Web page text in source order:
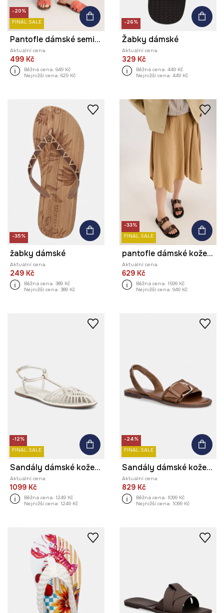
-20%
FINAL SALE
Pantofle dámské semišové
Aktuální cena:
499 Kč
Běžná cena: 949 Kč
Nejnižší cena: 629 Kč
-26%
Žabky dámské
Aktuální cena:
329 Kč
Běžná cena: 449 Kč
Nejnižší cena: 449 Kč
-35%
žabky dámské
Aktuální cena:
249 Kč
Běžná cena: 389 Kč
Nejnižší cena: 389 Kč
-33%
FINAL SALE
pantofle dámské kožené
Aktuální cena:
629 Kč
Běžná cena: 1599 Kč
Nejnižší cena: 949 Kč
-12%
FINAL SALE
Sandály dámské kožené
Aktuální cena:
1099 Kč
Běžná cena: 1249 Kč
Nejnižší cena: 1249 Kč
-24%
FINAL SALE
Sandály dámské kožené s přezkou
Aktuální cena:
829 Kč
Běžná cena: 1099 Kč
Nejnižší cena: 1099 Kč